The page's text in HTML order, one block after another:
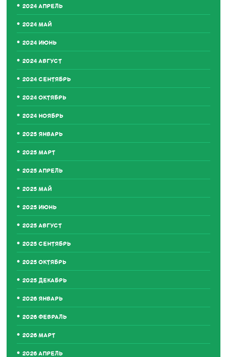
2024 АПРЕЛЬ
2024 МАЙ
2024 ИЮНЬ
2024 АВГУСТ
2024 СЕНТЯБРЬ
2024 ОКТЯБРЬ
2024 НОЯБРЬ
2025 ЯНВАРЬ
2025 МАРТ
2025 АПРЕЛЬ
2025 МАЙ
2025 ИЮНЬ
2025 АВГУСТ
2025 СЕНТЯБРЬ
2025 ОКТЯБРЬ
2025 ДЕКАБРЬ
2026 ЯНВАРЬ
2026 ФЕВРАЛЬ
2026 МАРТ
2026 АПРЕЛЬ